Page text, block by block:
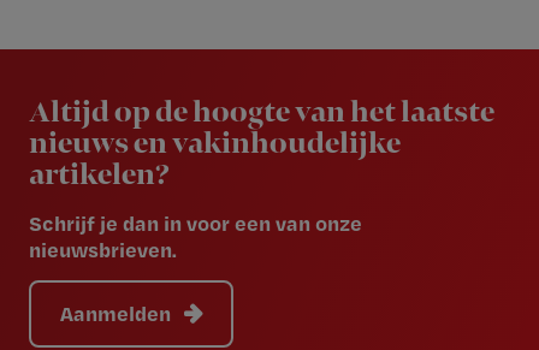
Altijd op de hoogte van het laatste
nieuws en vakinhoudelijke
artikelen?
Schrijf je dan in voor een van onze
nieuwsbrieven.
Aanmelden